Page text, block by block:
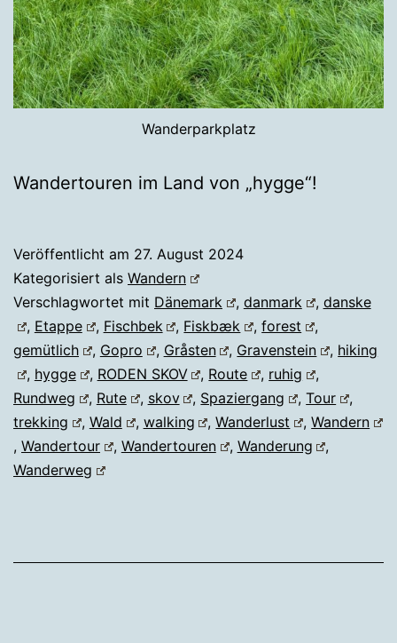
Wanderparkplatz
Wandertouren im Land von „hygge“!
Veröffentlicht am 27. August 2024
Kategorisiert als Wandern
Verschlagwortet mit Dänemark , danmark , danske
, Etappe , Fischbek , Fiskbæk ,forest
,
gemütlich
, Gopro , Gråsten , Gravenstein , hiking
, hygge , RODEN SKOV , Route , ruhig
,
Rundweg
, Rute , skov , Spaziergang ,Tour
,
trekking
, Wald , walking ,Wanderlust ,Wandern
, Wandertour , Wandertouren , Wanderung
,
Wanderweg